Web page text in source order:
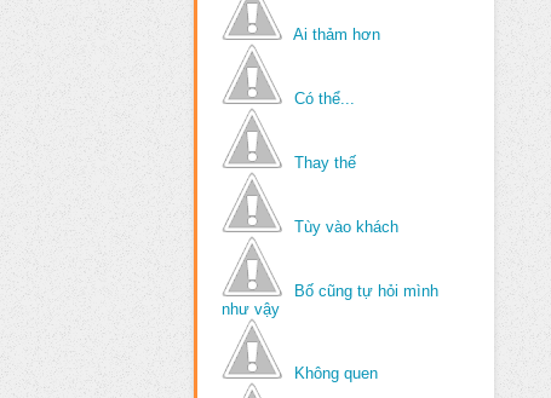
Ai thảm hơn
Có thể...
Thay thế
Tùy vào khách
Bố cũng tự hỏi mình
như vậy
Không quen